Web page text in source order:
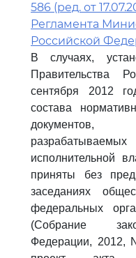
586 (ред. от
Регламента
Российской
В случаях,
Правительства
сентября 2012
состава
документов,
исполнительной
приняты без
заседаниях
федеральных
(Собрание
Федерации, 2012,